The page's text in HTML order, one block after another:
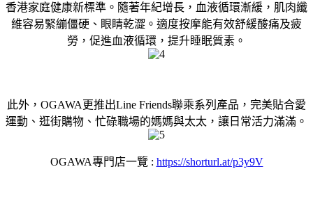
香港家庭健康新標準。隨著年紀增長，血液循環漸緩，肌肉纖
維容易緊繃僵硬、眼睛乾澀。適度按摩能有效舒緩酸痛及疲
勞，促進血液循環，提升睡眠質素。
此外，OGAWA更推出Line Friends聯乘系列產品，完美貼合愛
運動、逛街購物、忙碌職場的媽媽與太太，讓日常活力滿滿。
OGAWA專門店一覽 : https://shorturl.at/p3y9V